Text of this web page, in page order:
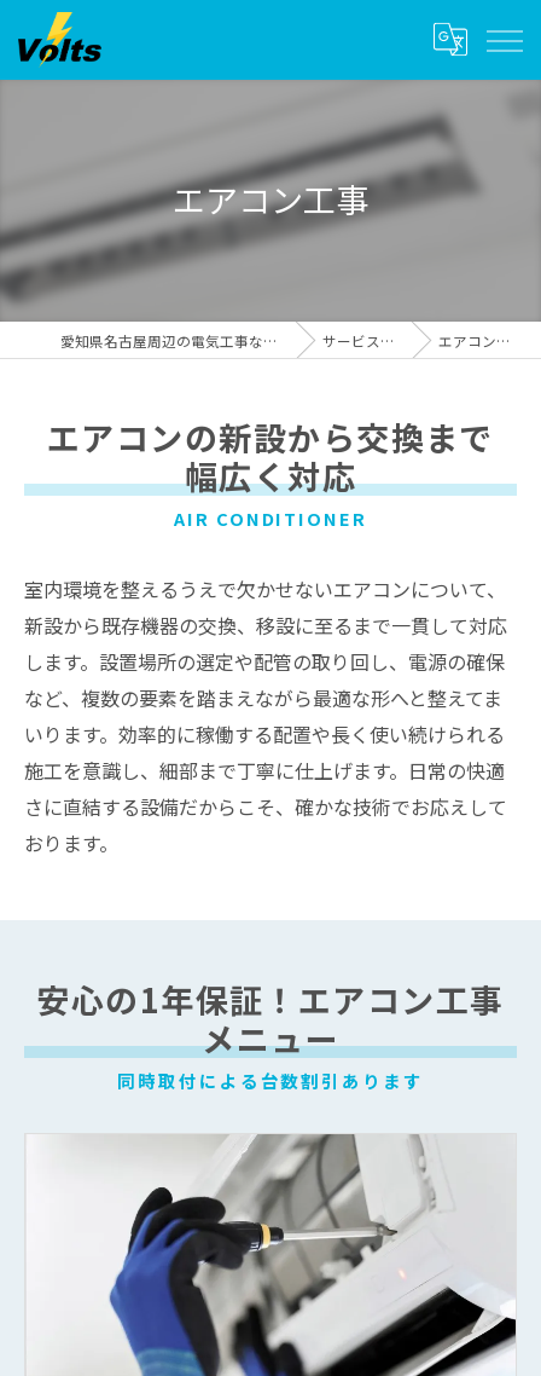
エアコン工事
愛知県名古屋周辺の電気工事ならvolts サービス一覧 エアコン工事
エアコンの新設から交換まで
幅広く対応
AIR CONDITIONER
室内環境を整えるうえで欠かせないエアコンについて、
新設から既存機器の交換、移設に至るまで一貫して対応
します。設置場所の選定や配管の取り回し、電源の確保
など、複数の要素を踏まえながら最適な形へと整えてま
いります。効率的に稼働する配置や長く使い続けられる
施工を意識し、細部まで丁寧に仕上げます。日常の快適
さに直結する設備だからこそ、確かな技術でお応えして
おります。
同時取付による台数割引あります
安心の1年保証！エアコン工事
メニュー